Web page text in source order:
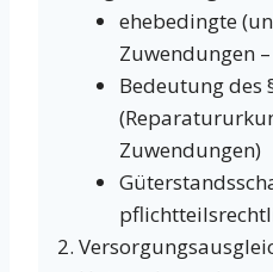
ehebedingte
Zuwendungen
Bedeutung des
Zuwendungen)